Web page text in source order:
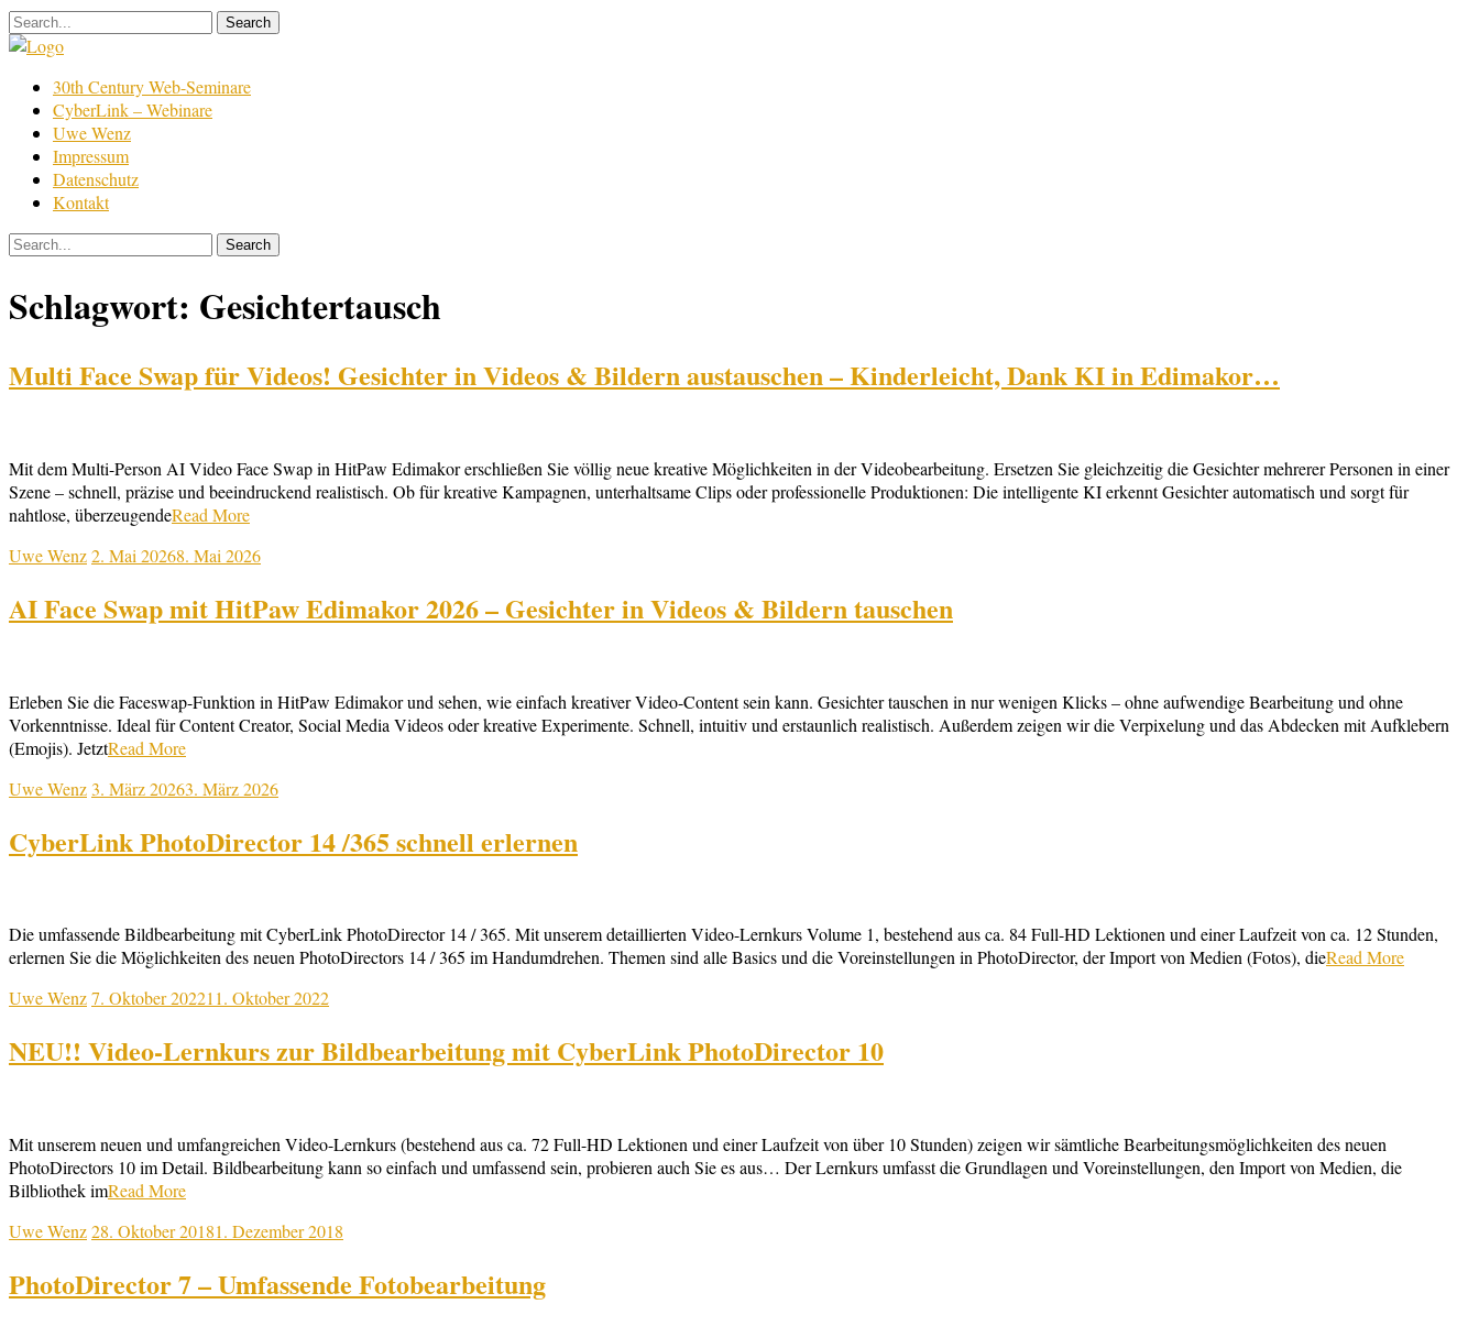
Skip
to
Film
Bearbeitung
30th Century Web-Seminare
CyberLink – Webinare
Uwe Wenz
Impressum
Datenschutz
Kontakt
Schlagwort: Gesichtertausch
Multi Face Swap für Videos! Gesichter in Videos & Bildern austauschen – Kinderleicht, Dank KI in Edimakor…
Mit dem Multi-Person AI Video Face Swap in HitPaw Edimakor erschließen Sie völlig neue kreative Möglichkeiten in der Videobearbeitung. Ersetzen Sie gleichzeitig die Gesichter mehrerer Personen in einer
Szene – schnell, präzise und beeindruckend realistisch. Ob für kreative Kampagnen, unterhaltsame Clips oder professionelle Produktionen: Die intelligente KI erkennt Gesichter automatisch und sorgt für
nahtlose, überzeugendeRead More
Uwe Wenz2. Mai 20268. Mai 2026
AI Face Swap mit HitPaw Edimakor 2026 – Gesichter in Videos & Bildern tauschen
Erleben Sie die Faceswap-Funktion in HitPaw Edimakor und sehen, wie einfach kreativer Video-Content sein kann. Gesichter tauschen in nur wenigen Klicks – ohne aufwendige Bearbeitung und ohne
Vorkenntnisse. Ideal für Content Creator, Social Media Videos oder kreative Experimente. Schnell, intuitiv und erstaunlich realistisch. Außerdem zeigen wir die Verpixelung und das Abdecken mit Aufklebern
(Emojis). JetztRead More
Uwe Wenz3. März 20263. März 2026
CyberLink PhotoDirector 14 /365 schnell erlernen
Die umfassende Bildbearbeitung mit CyberLink PhotoDirector 14 / 365. Mit unserem detaillierten Video-Lernkurs Volume 1, bestehend aus ca. 84 Full-HD Lektionen und einer Laufzeit von ca. 12 Stunden,
erlernen Sie die Möglichkeiten des neuen PhotoDirectors 14 / 365 im Handumdrehen. Themen sind alle Basics und die Voreinstellungen in PhotoDirector, der Import von Medien (Fotos), dieRead More
Uwe Wenz7. Oktober 202211. Oktober 2022
NEU!! Video-Lernkurs zur Bildbearbeitung mit CyberLink PhotoDirector 10
Mit unserem neuen und umfangreichen Video-Lernkurs (bestehend aus ca. 72 Full-HD Lektionen und einer Laufzeit von über 10 Stunden) zeigen wir sämtliche Bearbeitungsmöglichkeiten des neuen
PhotoDirectors 10 im Detail. Bildbearbeitung kann so einfach und umfassend sein, probieren auch Sie es aus… Der Lernkurs umfasst die Grundlagen und Voreinstellungen, den Import von Medien, die
Bilbliothek imRead More
Uwe Wenz28. Oktober 20181. Dezember 2018
PhotoDirector 7 – Umfassende Fotobearbeitung